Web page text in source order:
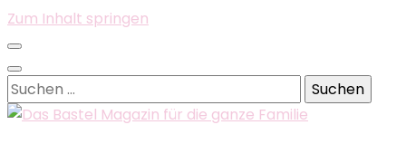
Zum Inhalt springen
Suchen
nach: